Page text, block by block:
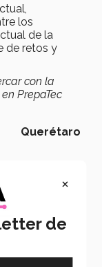
los
de la
de retos y
con la
PrepaTec
Querétaro
Robótica
Educación
×
de